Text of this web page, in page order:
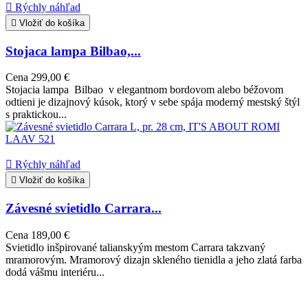
 Rýchly náhľad
 Vložiť do košíka
Stojaca lampa Bilbao,...
Cena 299,00 €
Stojacia lampa Bilbao v elegantnom bordovom alebo béžovom
odtieni je dizajnový kúsok, ktorý v sebe spája moderný mestský štýl
s praktickou...
 Rýchly náhľad
 Vložiť do košíka
Závesné svietidlo Carrara...
Cena 189,00 €
Svietidlo inšpirované talianskyým mestom Carrara takzvaný
mramorovým. Mramorový dizajn skleného tienidla a jeho zlatá farba
dodá vášmu interiéru...